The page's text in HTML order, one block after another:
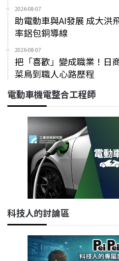
2026-08-07
助電動車與AI發展 成大洪
率鋁包銅導線
2026-08-07
把「喜歡」變成職業！日
菜鳥到職人心路歷程
電動車機電整合工程師
科技人的討論區